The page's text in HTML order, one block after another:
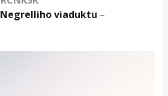
Negrelliho viaduktu –